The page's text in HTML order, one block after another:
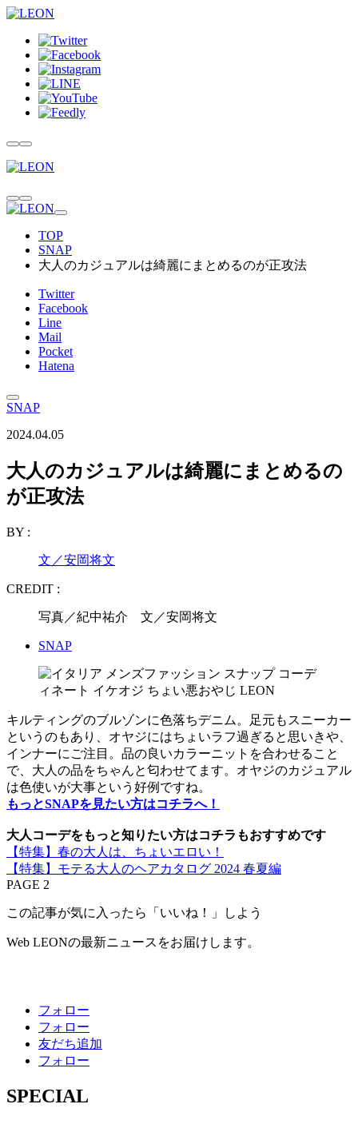
TOP
SNAP
大人のカジュアルは綺麗にまとめるのが正攻法
Twitter
Facebook
Line
Mail
Pocket
Hatena
SNAP
2024.04.05
大人のカジュアルは綺麗にまとめるの
が正攻法
BY :
文／安岡将文
CREDIT :
写真／紀中祐介 文／安岡将文
SNAP
キルティングのブルゾンに色落ちデニム。足元もスニーカー
というのもあり、オヤジにはちょいラフ過ぎると思いきや、
インナーにご注目。品の良いカラーニットを合わせること
で、大人の品をちゃんと匂わせてます。オヤジのカジュアル
は色使いが大事という好例ですね。
もっとSNAPを見たい方はコチラへ！
大人コーデをもっと知りたい方はコチラもおすすめです
【特集】春の大人は、ちょいエロい！
【特集】モテる大人のヘアカタログ 2024 春夏編
PAGE 2
この記事が気に入ったら「いいね！」しよう
Web LEONの最新ニュースをお届けします。
フォロー
フォロー
友だち追加
フォロー
SPECIAL